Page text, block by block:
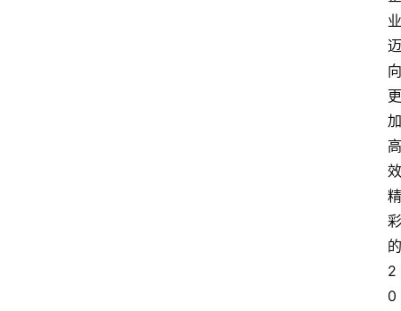
业
迈
向
更
加
高
效
精
彩
的
2
0